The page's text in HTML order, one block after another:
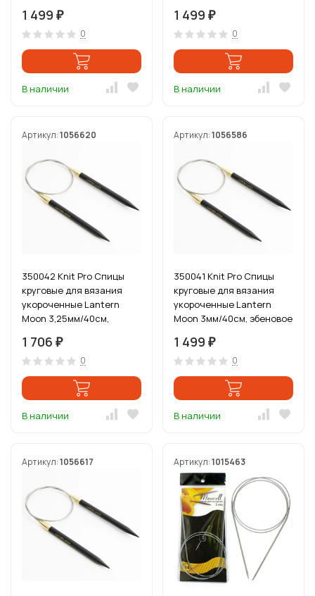
1 499 ₽
0
В наличии
1 499 ₽
0
В наличии
Артикул:1056620
350042 Knit Pro Спицы
круговые для вязания
укороченные Lantern
Moon 3,25мм/40см,
1 706 ₽
0
В наличии
Артикул:1056586
350041 Knit Pro Спицы
круговые для вязания
укороченные Lantern
Moon 3мм/40см, эбеновое
1 499 ₽
0
В наличии
Артикул:1056617 Артикул:1015463